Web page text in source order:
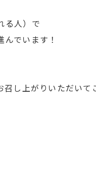
る人）で
でいます！
し上がりいただいて